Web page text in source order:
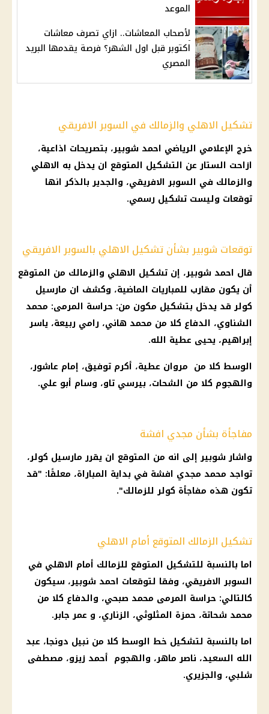
الموعد
لأصحاب المعاشات.. ازاي تصرف معاشات
اكتوبر قبل اول الشهر؟ فرصة يقدمها البريد
المصري
تشكيل الاهلي والزمالك في السوبر الافريقي
خرج الإعلامي الرياضي احمد شوبير، بتصريحات اذاعية،
ازاحت الستار عن التشكيل المتوقع ان يدخل به الاهلي
والزمالك في السوبر الافريقي، والجدير بالذكر انها
توقعات وليست تشكيل رسمي.
توقعات شوبير بشأن تشكيل الاهلي بالسوبر الافريقي
قال احمد شوبير، إن تشكيل الاهلي والزمالك من المتوقع
أن يكون مقارب للمباريات الماضية، وكشف ان مارسيل
كولر قد يدخل بتشكيل مكون من: حراسة المرمى: محمد
الشناوي، الدفاع كلا من محمد هاني، رامي ربيعة، ياسر
إبراهيم، يحيى عطية الله.
الوسط كلا من مروان عطية، أكرم توفيق، إمام عاشور،
والهجوم كلا من الشحات، بيرسي تاو، وسام أبو علي.
مفاجأة بشأن مجدي افشة
واشار شوبير إلى انه من المتوقع ان يقرر مارسيل كولر،
تواجد محمد مجدي افشة في بداية المباراة، معلقًا: "قد
تكون هذه مفاجأة كولر للزمالك".
تشكيل الزمالك المتوقع أمام الاهلي
اما بالنسبة للتشكيل المتوقع للزمالك أمام الاهلي في
السوبر الافريقي، وفقا لتوقعات احمد شوبير، سيكون
كالتالي: حراسة المرمى محمد صبحي، والدفاع كلا من
محمد شحاتة، حمزة المثلوثي، الزناري، و عمر جابر.
اما بالنسبة لتشكيل خط الوسط كلا من نبيل دونجا، عبد
الله السعيد، ناصر ماهر، والهجوم أحمد زيزو، مصطفى
شلبي، والجزيري.